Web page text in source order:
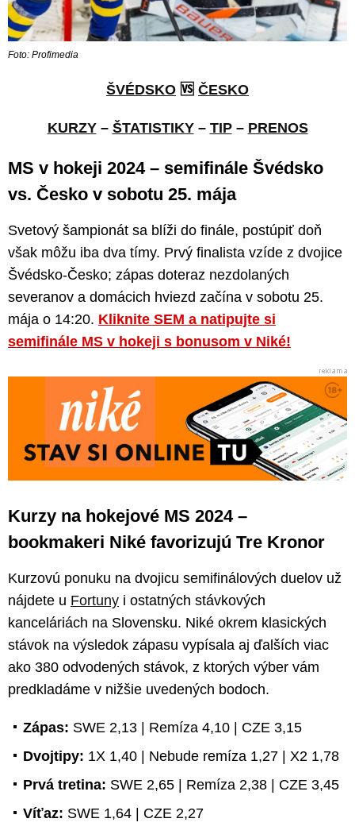
Foto: Profimedia
ŠVÉDSKO 🆚 ČESKO
KURZY– ŠTATISTIKY– TIP– PRENOS
MS v hokeji 2024 – semifinále Švédsko
vs. Česko v sobotu 25. mája
Svetový šampionát sa blíži do finále, postúpiť doň
však môžu iba dva tímy. Prvý finalista vzíde z dvojice
Švédsko-Česko; zápas doteraz nezdolaných
severanov a domácich hviezd začína v sobotu 25.
mája o 14:20. Kliknite SEM a natipujte si
semifinále MS v hokeji s bonusom v Niké!
Kurzy na hokejové MS 2024 –
bookmakeri Niké favorizujú Tre Kronor
Kurzovú ponuku na dvojicu semifinálových duelov už
nájdete u Fortuny i ostatných stávkových
kanceláriách na Slovensku. Niké okrem klasických
stávok na výsledok zápasu vypísala aj ďalších viac
ako 380 odvodených stávok, z ktorých výber vám
predkladáme v nižšie uvedených bodoch.
Zápas: SWE 2,13 | Remíza 4,10 | CZE 3,15
Dvojtipy: 1X 1,40 | Nebude remíza 1,27 | X2 1,78
Prvá tretina: SWE 2,65 | Remíza 2,38 | CZE 3,45
Víťaz: SWE 1,64 | CZE 2,27